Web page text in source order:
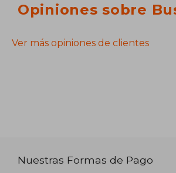
Opiniones sobre
Ver más opiniones de clientes
Nuestras Formas de Pago